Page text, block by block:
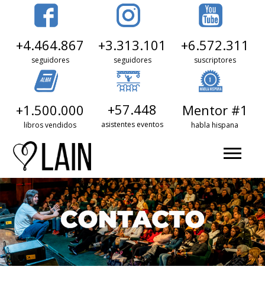
+4.464.867
seguidores
+3.313.101
seguidores
+6.572.311
suscriptores
+1.500.000
libros vendidos
+57.448
asistentes eventos
Mentor #1
habla hispana